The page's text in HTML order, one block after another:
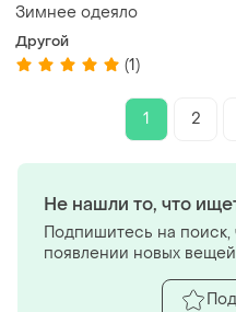
Зимнее одеяло
Другой
(1)
1 2
Не нашли то, что
Подпишитесь на поиск,
появлении новых вещей